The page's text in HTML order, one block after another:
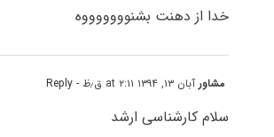
خدا از دهنت بشنوووووووه
مشاورآبان ۱۳, ۱۳۹۴ at ۲:۱۱ ق٫ظ - Reply
سلام کارشناسی ارشد